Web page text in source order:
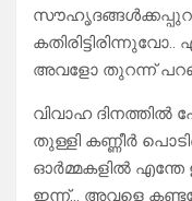
അവളോ തുറന്ന്
വിവാഹ ദിനത്തിൽ
തുള്ളി കണ്ണീർ
ഓർമ്മകളിൽ എന്തേ
ഇന്ന്… അവളെ